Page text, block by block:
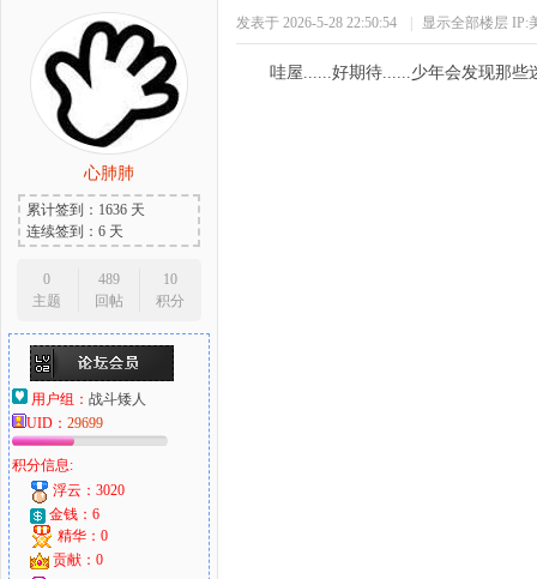
心肺肺
累计签到：1636 天
连续签到：6 天
0
主题
489
回帖
10
积分
用户组： 战斗矮人
UID： 29699
积分信息:
浮云：3020
金钱：6
精华：0
贡献：0
发表于 2026-5-28 22:50:54 显示全部楼层 IP:
哇屋......好期待......少年会发现那些